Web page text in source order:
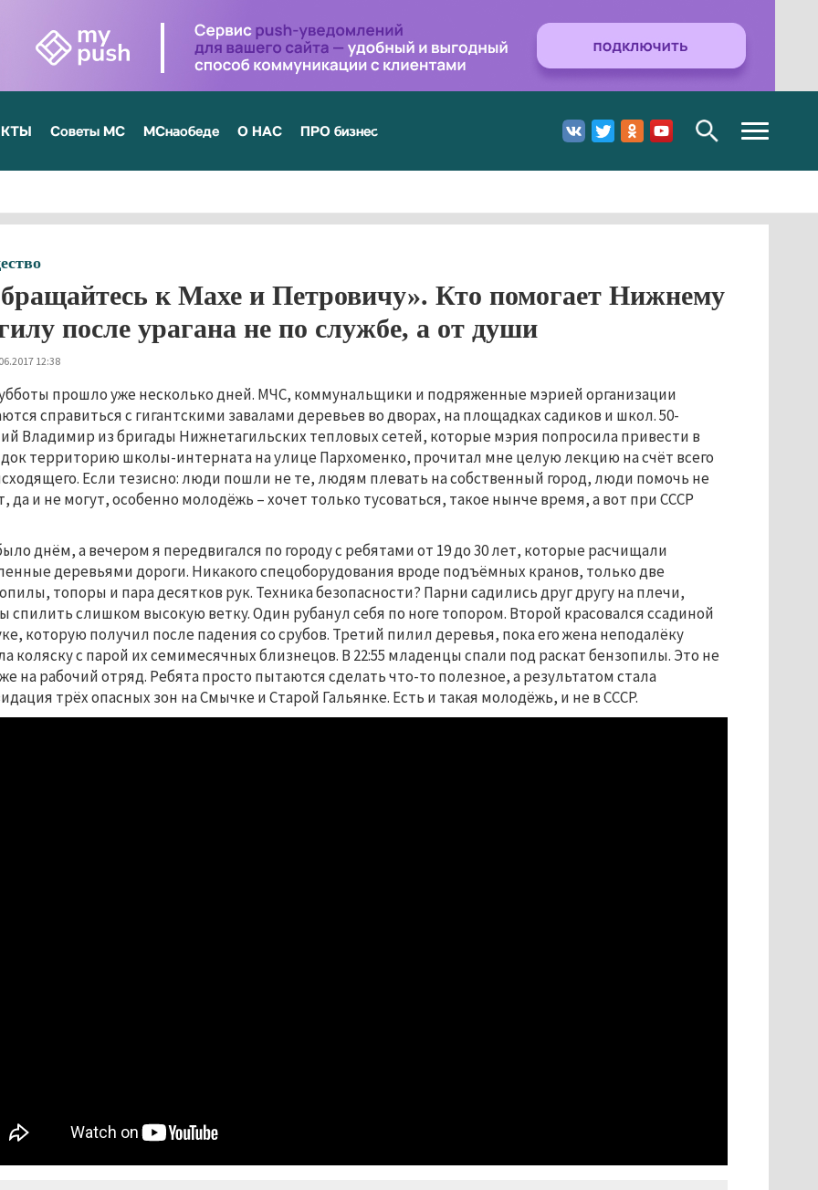
Советы МС МСнаобеде О НАС ПРО бизнес
Toggle
navigation
к Махе и Петровичу». Кто помогает Нижнему
после урагана не по службе, а от души
12:38
прошло уже несколько дней. МЧС, коммунальщики и подряженные мэрией организации
справиться с гигантскими завалами деревьев во дворах, на площадках садиков и школ. 50-
Владимир из бригады Нижнетагильских тепловых сетей, которые мэрия попросила привести в
территорию школы-интерната на улице Пархоменко, прочитал мне целую лекцию на счёт всего
Если тезисно: люди пошли не те, людям плевать на собственный город, люди помочь не
да и не могут, особенно молодёжь – хочет только тусоваться, такое нынче время, а вот при СССР
днём, а вечером я передвигался по городу с ребятами от 19 до 30 лет, которые расчищали
деревьями дороги. Никакого спецоборудования вроде подъёмных кранов, только две
топоры и пара десятков рук. Техника безопасности? Парни садились друг другу на плечи,
спилить слишком высокую ветку. Один рубанул себя по ноге топором. Второй красовался ссадиной
которую получил после падения со срубов. Третий пилил деревья, пока его жена неподалёку
коляску с парой их семимесячных близнецов. В 22:55 младенцы спали под раскат бензопилы. Это не
на рабочий отряд. Ребята просто пытаются сделать что-то полезное, а результатом стала
трёх опасных зон на Смычке и Старой Гальянке. Есть и такая молодёжь, и не в СССР.